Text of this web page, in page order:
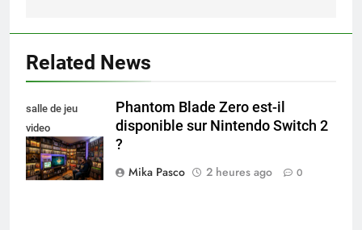
Related News
salle de jeu
video
collectionneur
Phantom Blade Zero est-il
disponible sur Nintendo Switch 2
?
Mika Pasco
2 heures ago 0